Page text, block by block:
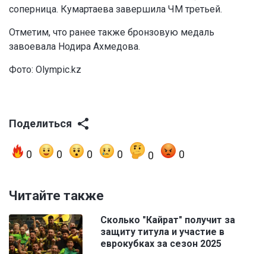
соперница. Кумартаева завершила ЧМ третьей.
Отметим, что ранее также бронзовую медаль
завоевала Нодира Ахмедова.
Фото: Olympic.kz
Поделиться
0 0 0 0 0 0
Читайте также
Сколько "Кайрат" получит за
защиту титула и участие в
еврокубках за сезон 2025